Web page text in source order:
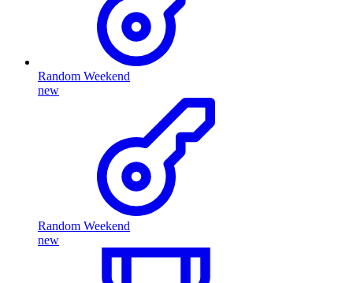
Random Weekend
new
Random Weekend
new